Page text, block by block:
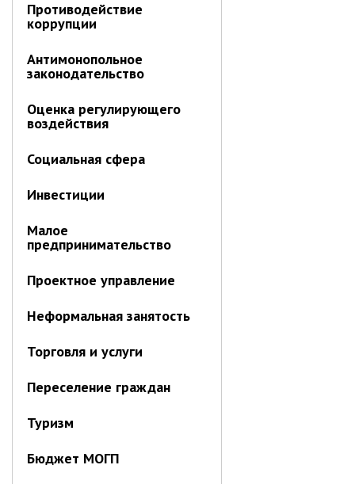
апрель 2026 г.
февраль 2026 г.
декабрь 2025 г.
ноябрь 2025 г.
октябрь 2025 г.
август 2025 г.
июнь 2025 г.
апрель 2025 г.
март 2025 г.
январь 2025 г.
Глава МО г. Партизанск
Противодействие
коррупции
Антимонопольное
законодательство
Оценка регулирующего
воздействия
Социальная сфера
Инвестиции
Малое
предпринимательство
Проектное управление
Неформальная занятость
Торговля и услуги
Переселение граждан
Туризм
Бюджет МОГП